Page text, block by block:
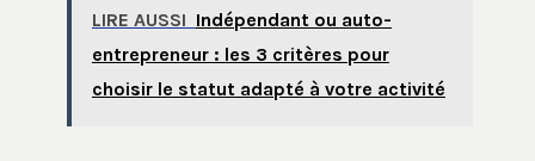
LIRE AUSSI Indépendant ou auto-
entrepreneur : les 3 critères pour
choisir le statut adapté à votre activité